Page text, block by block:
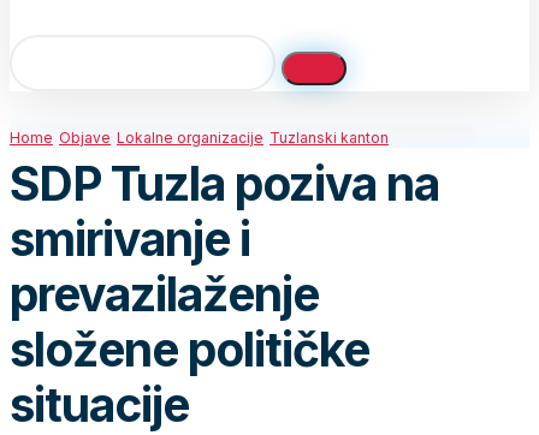
Home Objave Lokalne organizacije Tuzlanski kanton
SDP Tuzla poziva na
smirivanje i
prevazilaženje
složene političke
situacije